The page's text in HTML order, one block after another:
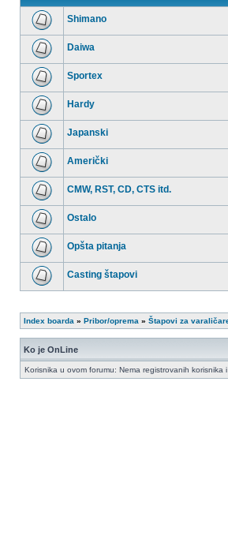
Nema
nepročitanih
postova
Shimano
Nema
nepročitanih
postova
Daiwa
Nema
nepročitanih
postova
Sportex
Nema
nepročitanih
postova
Hardy
Nema
nepročitanih
postova
Japanski
Nema
nepročitanih
postova
Američki
Nema
nepročitanih
postova
CMW, RST, CD, CTS itd.
Nema
nepročitanih
postova
Ostalo
Nema
nepročitanih
postova
Opšta pitanja
Nema
Casting štapovi
Index boarda » Pribor/oprema » Štapovi za
Ko je OnLine
Korisnika u ovom forumu: Nema registrovanih korisnika